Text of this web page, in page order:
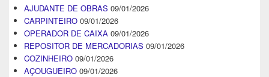
AJUDANTE DE OBRAS 09/01/2026
CARPINTEIRO 09/01/2026
OPERADOR DE CAIXA 09/01/2026
REPOSITOR DE MERCADORIAS 09/01/2026
COZINHEIRO 09/01/2026
AÇOUGUEIRO 09/01/2026